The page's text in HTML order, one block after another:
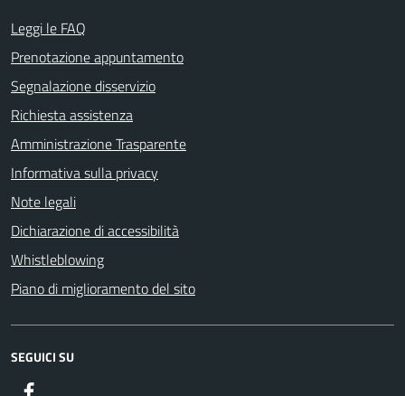
Leggi le FAQ
Prenotazione appuntamento
Segnalazione disservizio
Richiesta assistenza
Amministrazione Trasparente
Informativa sulla privacy
Note legali
Dichiarazione di accessibilità
Whistleblowing
Piano di miglioramento del sito
SEGUICI SU